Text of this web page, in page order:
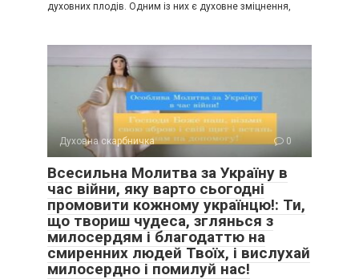
духовних плодів. Одним із них є духовне зміцнення,
Духовна скарбничка 0
Всесильна Молитва за Україну в
час війни, яку варто сьогодні
промовити кожному українцю!: Ти,
що твориш чудеса, зглянься з
милосердям і благодаттю на
смиренних людей Твоїх, і вислухай
милосердно і помилуй нас!